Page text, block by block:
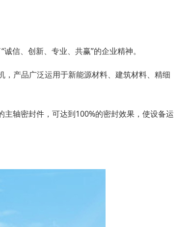
信、创新、专业、共赢”的企业精神。
产品广泛运用于新能源材料、建筑材料、精细
轴密封件，可达到100%的密封效果，使设备运